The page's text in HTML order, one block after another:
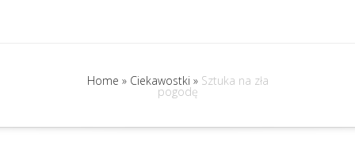
Home » Ciekawostki »Sztuka na zła
pogodę